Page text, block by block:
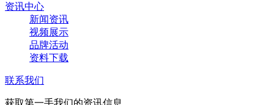
资讯中心
新闻资讯
视频展示
品牌活动
资料下载
联系我们
获取第一手我们的资讯信息